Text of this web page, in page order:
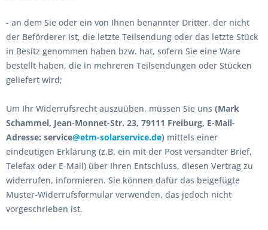
- an dem Sie oder ein von Ihnen benannter Dritter, der nicht
der Beförderer ist, die letzte Teilsendung oder das letzte Stück
in Besitz genommen haben bzw. hat, sofern Sie eine Ware
bestellt haben, die in mehreren Teilsendungen oder Stücken
geliefert wird;
Um Ihr Widerrufsrecht auszuüben, müssen Sie uns (Mark
Schammel, Jean-Monnet-Str. 23, 79111 Freiburg, E-Mail-
Adresse: service@etm-solarservice.de) mittels einer
eindeutigen Erklärung (z.B. ein mit der Post versandter Brief,
Telefax oder E-Mail) über Ihren Entschluss, diesen Vertrag zu
widerrufen, informieren. Sie können dafür das beigefügte
Muster-Widerrufsformular verwenden, das jedoch nicht
vorgeschrieben ist.